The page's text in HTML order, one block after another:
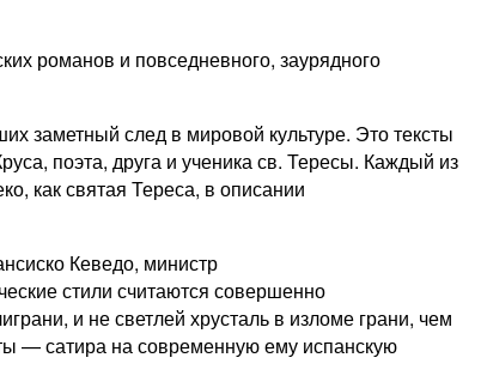
романов и повседневного, заурядного
заметный след в мировой культуре. Это тексты
поэта, друга и ученика св. Тересы. Каждый из
как святая Тереса, в описании
Кеведо, министр
стили считаются совершенно
и не светлей хрусталь в изломе грани, чем
— сатира на современную ему испанскую